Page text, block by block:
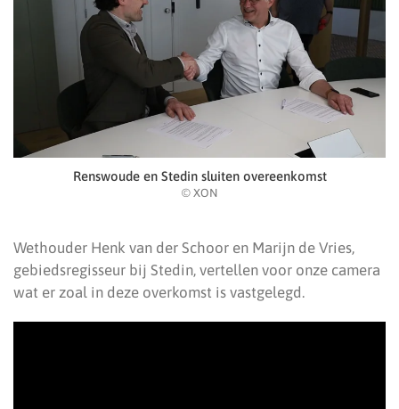
Renswoude en Stedin sluiten overeenkomst
© XON
Wethouder Henk van der Schoor en Marijn de Vries,
gebiedsregisseur bij Stedin, vertellen voor onze camera
wat er zoal in deze overkomst is vastgelegd.